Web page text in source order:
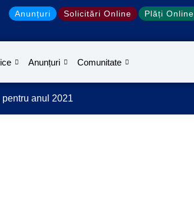
Anunțuri Solicitări Online Plăți Online
Anunțuri Comunitate
anul 2021